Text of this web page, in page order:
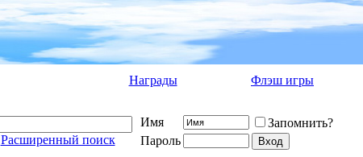
Награды Флэш игры
Расширенный поиск
Имя
Запомнить?
Пароль